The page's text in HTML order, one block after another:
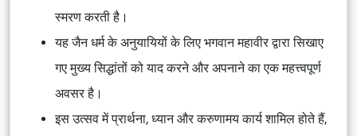
स्मरण करती है।
यह जैन धर्म के अनुयायियों के लिए भगवान महावीर द्वारा सिखाए
गए मुख्य सिद्धांतों को याद करने और अपनाने का एक महत्त्वपूर्ण
अवसर है।
इस उत्सव में प्रार्थना, ध्यान और करुणामय कार्य शामिल होते हैं,